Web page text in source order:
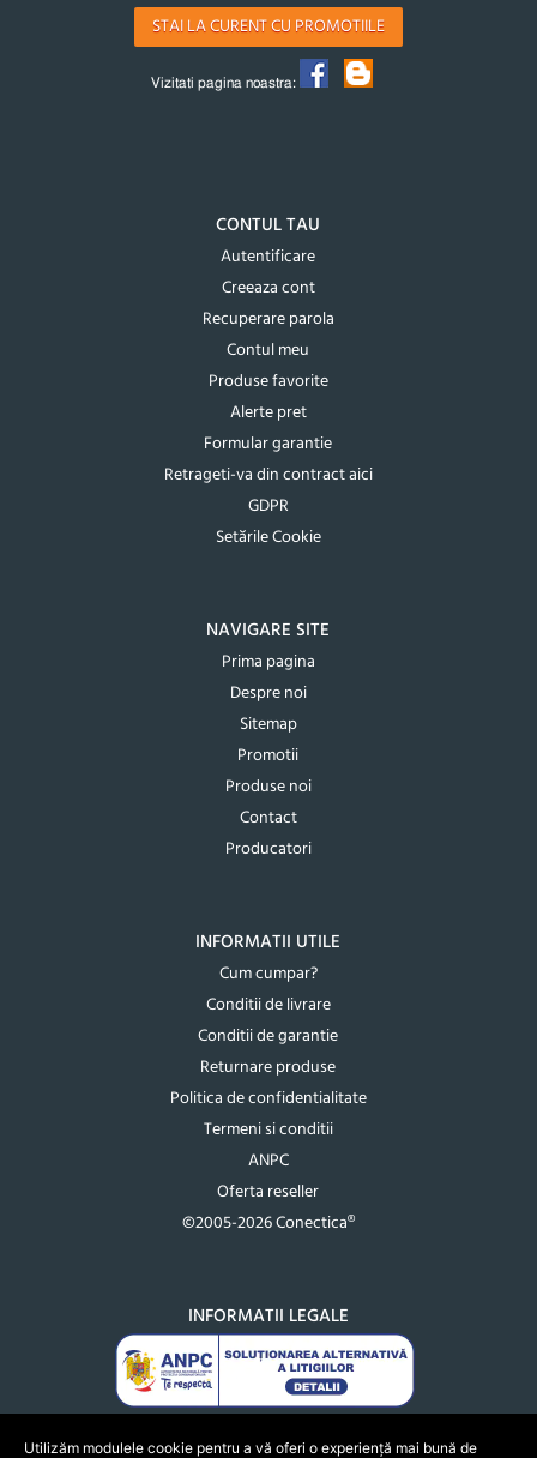
STAI LA CURENT CU PROMOTIILE
Vizitati pagina noastra:
CONTUL TAU
Autentificare
Creeaza cont
Recuperare parola
Contul meu
Produse favorite
Alerte pret
Formular garantie
Retrageti-va din contract aici
GDPR
Setările Cookie
NAVIGARE SITE
Prima pagina
Despre noi
Sitemap
Promotii
Produse noi
Contact
Producatori
INFORMATII UTILE
Cum cumpar?
Conditii de livrare
Conditii de garantie
Returnare produse
Politica de confidentialitate
Termeni si conditii
ANPC
Oferta reseller
©2005-2026 Conectica®
INFORMATII LEGALE
Utilizăm modulele cookie pentru a vă oferi o experiență mai bună de